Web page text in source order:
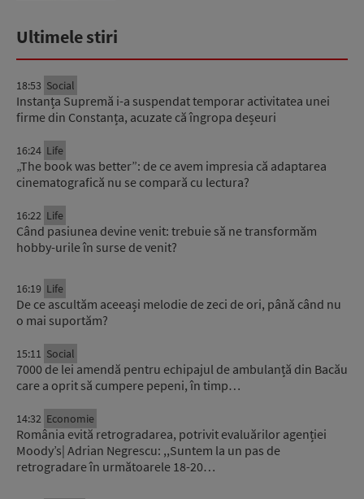
Ultimele stiri
18:53 Social
Instanța Supremă i-a suspendat temporar activitatea unei
firme din Constanța, acuzate că îngropa deșeuri
16:24 Life
„The book was better”: de ce avem impresia că adaptarea
cinematografică nu se compară cu lectura?
16:22 Life
Când pasiunea devine venit: trebuie să ne transformăm
hobby-urile în surse de venit?
16:19 Life
De ce ascultăm aceeași melodie de zeci de ori, până când nu
o mai suportăm?
15:11 Social
7000 de lei amendă pentru echipajul de ambulanță din Bacău
care a oprit să cumpere pepeni, în timp…
14:32 Economie
România evită retrogradarea, potrivit evaluărilor agenției
Moody’s| Adrian Negrescu: ,,Suntem la un pas de
retrogradare în următoarele 18-20…